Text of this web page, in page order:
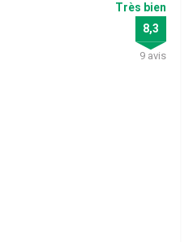
Très bien
8,3
9 avis